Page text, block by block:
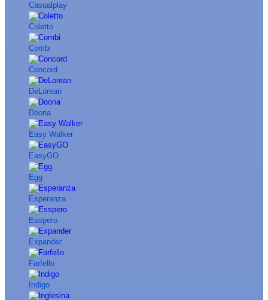
Casualplay
Coletto
Combi
Concord
DeLorean
Doona
Easy Walker
EasyGO
Egg
Esperanza
Esspero
Expander
Farfello
Indigo